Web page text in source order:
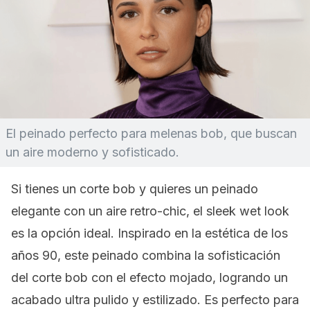
El peinado perfecto para melenas bob, que buscan
un aire moderno y sofisticado.
Si tienes un corte bob y quieres un peinado
elegante con un aire retro-chic, el sleek wet look
es la opción ideal. Inspirado en la estética de los
años 90, este peinado combina la sofisticación
del corte bob con el efecto mojado, logrando un
acabado ultra pulido y estilizado. Es perfecto para